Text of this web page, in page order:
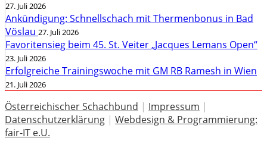
27. Juli 2026
Ankündigung: Schnellschach mit Thermenbonus in Bad
Vöslau 27. Juli 2026
Favoritensieg beim 45. St. Veiter „Jacques Lemans Open“
23. Juli 2026
Erfolgreiche Trainingswoche mit GM RB Ramesh in Wien
21. Juli 2026
Österreichischer Schachbund | Impressum |
Datenschutzerklärung | Webdesign & Programmierung:
fair-IT e.U.